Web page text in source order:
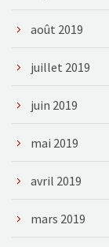
août 2019
juillet 2019
juin 2019
mai 2019
avril 2019
mars 2019